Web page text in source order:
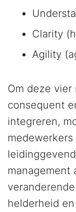
Clarity
Agility
Om deze
consequent
integreren,
management
helderheid